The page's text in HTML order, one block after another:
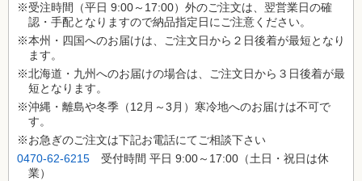
※受注時間（平日 9:00～17:00）外のご注文は、翌営業日の確
認・手配となりますので納品指定日にご注意ください。
※本州・四国へのお届けは、ご注文日から２日後着が最短となり
ます。
※北海道・九州へのお届けの場合は、ご注文日から３日後着が最
短となります。
※沖縄・離島や冬季（12月～3月） 寒冷地へのお届けは不可で
す。
※お急ぎのご注文は下記お電話にてご相談下さい
0470-62-6215 受付時間 平日 9:00～17:00（土日・祝日は休
業）